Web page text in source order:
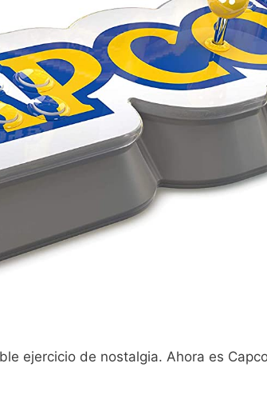
ejercicio de nostalgia. Ahora es